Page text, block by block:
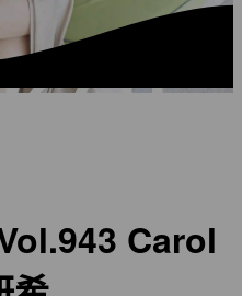
Carol